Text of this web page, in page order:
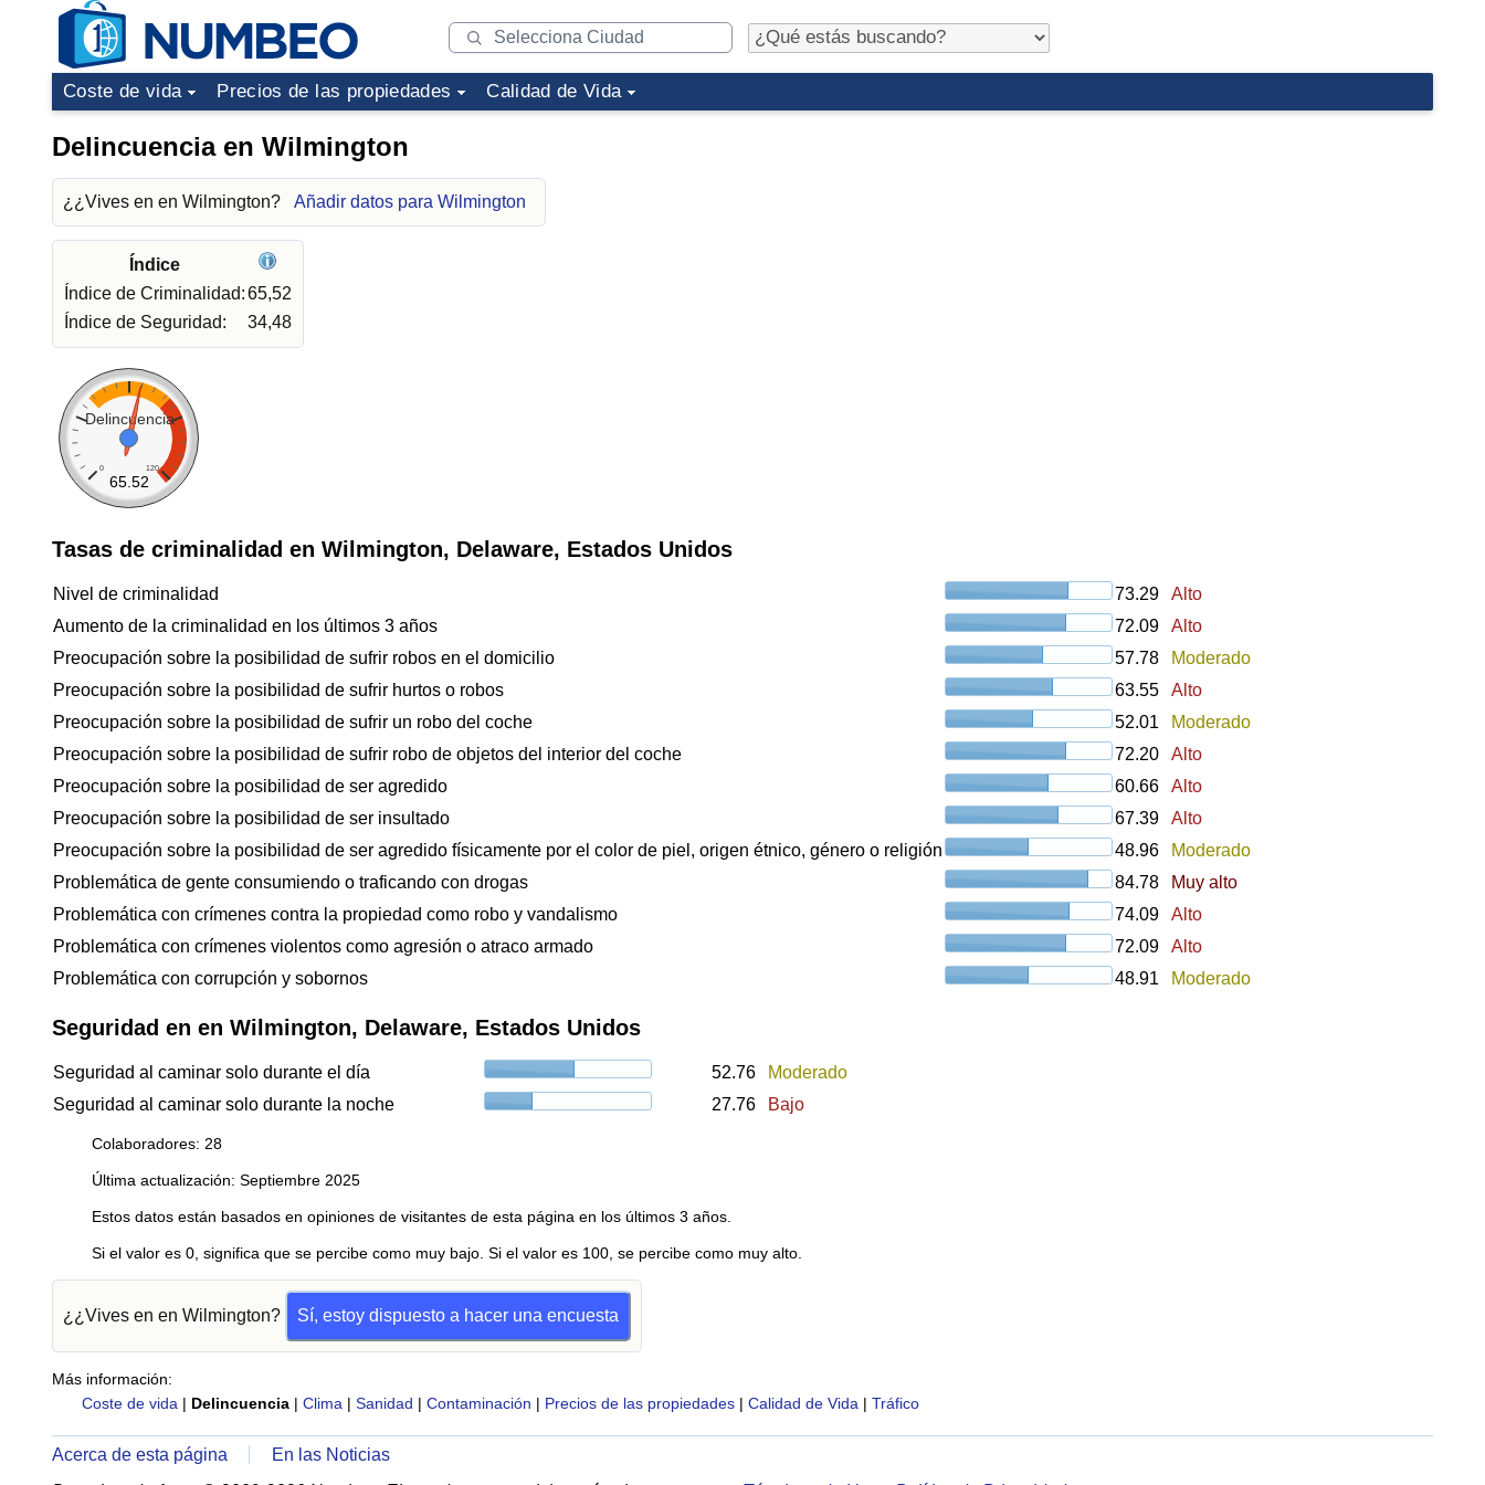
Coste de vida Precios de las propiedades Calidad de Vida
Delincuencia en Wilmington
¿¿Vives en en Wilmington? Añadir datos para Wilmington
Índice
Índice de Criminalidad:65,52
Índice de Seguridad:
34,48
Delincuencia
0 120
65.52
Tasas de criminalidad en Wilmington, Delaware, Estados Unidos
Nivel de criminalidad 73.29
Alto
Aumento de la criminalidad en los últimos 3 años
72.09
Alto
Preocupación sobre la posibilidad de sufrir robos en el domicilio
57.78
Moderado
Preocupación sobre la posibilidad de sufrir hurtos o robos
63.55
Alto
Preocupación sobre la posibilidad de sufrir un robo del coche
52.01
Moderado
Preocupación sobre la posibilidad de sufrir robo de objetos del interior del coche
72.20
Alto
Preocupación sobre la posibilidad de ser agredido
60.66
Alto
Preocupación sobre la posibilidad de ser insultado
67.39
Alto
Preocupación sobre la posibilidad de ser agredido físicamente por el color de piel, origen étnico, género o religión
48.96
Moderado
Problemática de gente consumiendo o traficando con drogas
84.78
Muy alto
Problemática con crímenes contra la propiedad como robo y vandalismo
74.09
Alto
Problemática con crímenes violentos como agresión o atraco armado
72.09
Alto
Problemática con corrupción y sobornos
48.91 Moderado
Seguridad en en Wilmington, Delaware, Estados Unidos
Seguridad al caminar solo durante el día 52.76
Moderado
Seguridad al caminar solo durante la noche
27.76 Bajo
Colaboradores: 28
Última actualización: Septiembre 2025
Estos datos están basados en opiniones de visitantes de esta página en los últimos 3 años.
Si el valor es 0, significa que se percibe como muy bajo. Si el valor es 100, se percibe como muy alto.
¿¿Vives en en Wilmington? Sí, estoy dispuesto a hacer una encuesta
Más información:
Coste de vida | Delincuencia | Clima | Sanidad | Contaminación | Precios de las propiedades | Calidad de Vida | Tráfico
Acerca de esta página
En las Noticias